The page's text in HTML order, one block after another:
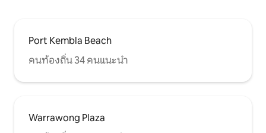
Port Kembla Beach
คนท้องถิ่น 34 คนแนะนำ
Warrawong Plaza